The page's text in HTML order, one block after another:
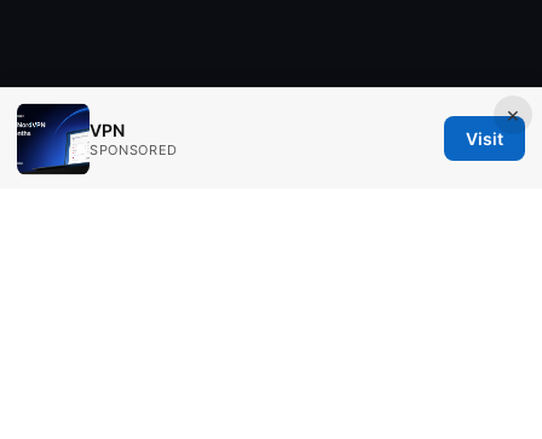
×
VPN
SPONSORED
Visit